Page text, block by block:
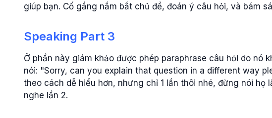
giúp bạn. Cố gắng nắm bắt chủ đề, đoán ý câu hỏi, và bám
Speaking Part 3
Ở phần này giám khảo được phép paraphrase câu hỏi do nó
nói: "Sorry, can you explain that question in a different way
theo cách dễ hiểu hơn, nhưng chỉ 1 lần thôi nhé, đừng nói họ
nghe lần 2.